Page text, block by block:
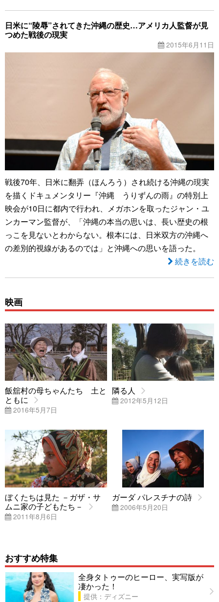
日米に“陵辱”されてきた沖縄の歴史…アメリカ人監督が見
つめた戦後の現実
2015年6月11日
戦後70年、日米に翻弄（ほんろう）され続ける沖縄の現実
を描くドキュメンタリー『沖縄 うりずんの雨』の特別上
映会が10日に都内で行われ、メガホンを取ったジャン・ユ
ンカーマン監督が、「沖縄の本当の思いは、長い歴史の根
っこを見ないとわからない。根本には、日米双方の沖縄へ
の差別的視線があるのでは」と沖縄への思いを語った。
続きを読む
映画
飯舘村の母ちゃんたち 土と
ともに
2016年5月7日
隣る人
2012年5月12日
ぼくたちは見た －ガザ・サ
ムニ家の子どもたち－
2011年8月6日
ガーダ パレスチナの詩
2006年5月20日
おすすめ特集
全身タトゥーのヒーロー、実写版が
凄かった！
提供：ディズニー